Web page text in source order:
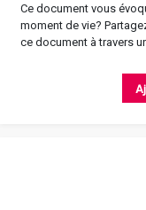
Ce document vous
moment de vie?
ce document à travers